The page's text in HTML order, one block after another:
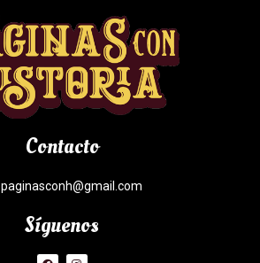
Contacto
paginasconh@gmail.com
Síguenos